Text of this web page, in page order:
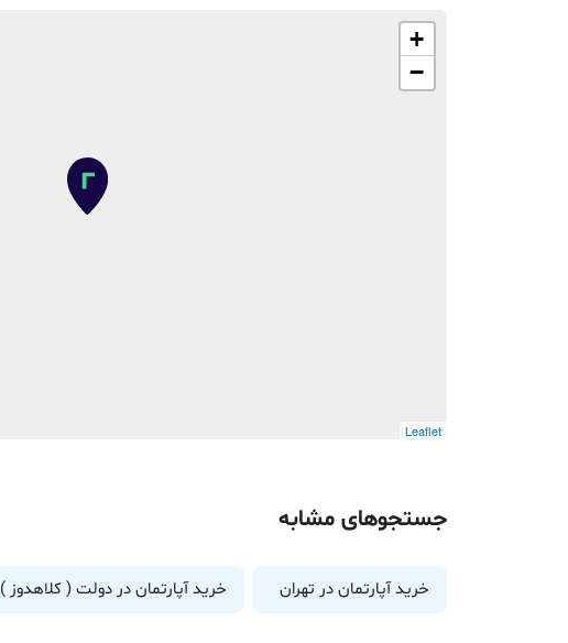
+
−
Leaflet
جستجوهای مشابه
خرید آپارتمان در تهران خرید آپارتمان در دولت ( کلاهدوز )